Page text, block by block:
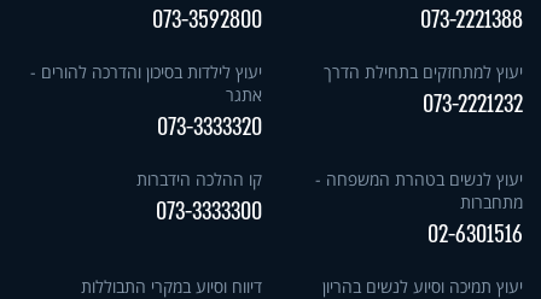
073-2221388
073-3592800
יעוץ למתחזקים בתחילת הדרך
073-2221232
יעוץ לילדות בסיכון והדרכה להורים -
אתגר
073-3333320
יעוץ לנשים בטהרת המשפחה -
מתחברות
02-6301516
קו ההלכה הידברות
073-3333300
יעוץ תמיכה וסיוע לנשים בהריון דיווח וסיוע במקרי התבוללות